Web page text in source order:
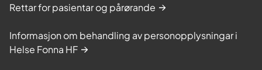
Rettar for pasientar og pårørande
Informasjon om behandling av personopplysningar i
Helse Fonna HF